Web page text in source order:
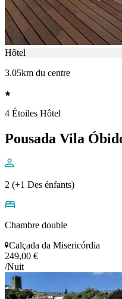
Hôtel
3.05km du centre
4 Étoiles Hôtel
Pousada Vila
2 (+1 Des énfants)
Chambre double
Calçada da Misericórdia
249,00 €
/Nuit